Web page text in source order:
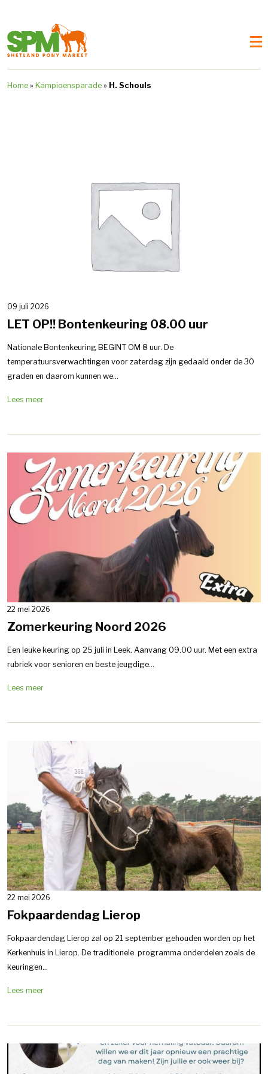
Home » Kampioensparade » H. Schouls
09 juli 2026
LET OP!! Bontenkeuring 08.00 uur
Nationale Bontenkeuring BEGINT OM 8 uur. De
temperatuursverwachtingen voor zaterdag zijn gedaald onder de 30
graden en daarom kunnen we...
Lees meer
22 mei 2026
Zomerkeuring Noord 2026
Een leuke keuring op 25 juli in Leek. Aanvang 09.00 uur. Met een extra
rubriek voor senioren en beste jeugdige...
Lees meer
22 mei 2026
Fokpaardendag Lierop
Fokpaardendag Lierop zal op 21 september gehouden worden op het
Kerkenhuis in Lierop. De traditionele programma onderdelen zoals de
keuringen...
Lees meer